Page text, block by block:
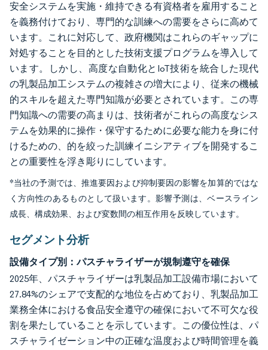
安全システムを実施・維持できる有資格者を雇用すること
を義務付けており、専門的な訓練への需要をさらに高めて
います。これに対応して、政府機関はこれらのギャップに
対処することを目的とした技術支援プログラムを導入して
います。しかし、高度な自動化とIoT技術を統合した現代
の乳製品加工システムの複雑さの増大により、従来の機械
的スキルを超えた専門知識が必要とされています。この専
門知識への需要の高まりは、技術者がこれらの高度なシス
テムを効果的に操作・保守するために必要な能力を身に付
けるための、的を絞った訓練イニシアティブを開発するこ
との重要性を浮き彫りにしています。
*当社の予測では、推進要因および抑制要因の影響を加算的ではな
く方向性のあるものとして扱います。影響予測は、ベースライン
成長、構成効果、および変数間の相互作用を反映しています。
セグメント分析
設備タイプ別：パスチャライザーが規制遵守を確保
2025年、パスチャライザーは乳製品加工設備市場において
27.84%のシェアで支配的な地位を占めており、乳製品加工
業務全体における食品安全遵守の確保において不可欠な役
割を果たしていることを示しています。この優位性は、パ
スチャライゼーション中の正確な温度および時間管理を義